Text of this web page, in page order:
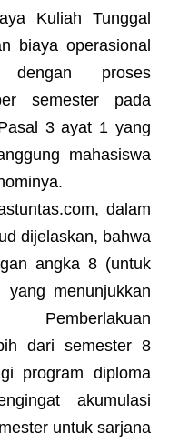
Kuliah Tunggal
biaya operasional
proses
semester pada
3 ayat 1 yang
mahasiswa
dalam
dijelaskan, bahwa
angka 8 (untuk
menunjukkan
Pemberlakuan
dari semester 8
program diploma
akumulasi
untuk sarjana